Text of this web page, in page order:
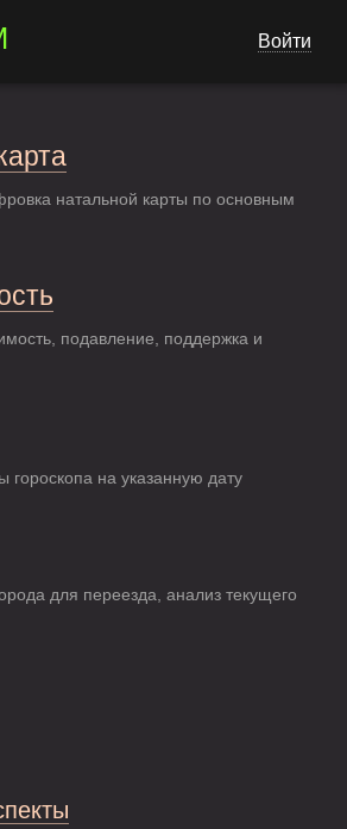
Войти
натальной карты по основным
подавление, поддержка и
гороскопа на указанную дату
для переезда, анализ текущего